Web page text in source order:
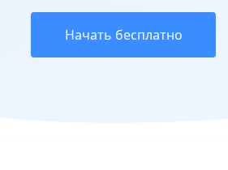
Начать бесплатно